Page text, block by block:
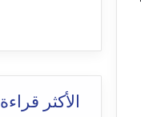
الأكثر قراءة